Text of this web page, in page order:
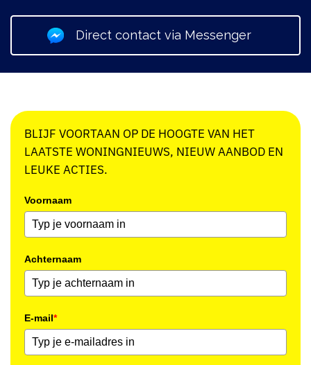
Direct contact via Messenger
BLIJF VOORTAAN OP DE HOOGTE VAN HET
LAATSTE WONINGNIEUWS, NIEUW AANBOD EN
LEUKE ACTIES.
Voornaam
Achternaam
E-mail*